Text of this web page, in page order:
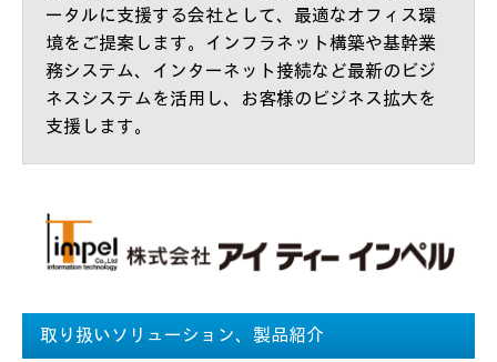
ータルに支援する会社として、最適なオフィス環
境をご提案します。インフラネット構築や基幹業
務システム、インターネット接続など最新のビジ
ネスシステムを活用し、お客様のビジネス拡大を
支援します。
取り扱いソリューション、製品紹介